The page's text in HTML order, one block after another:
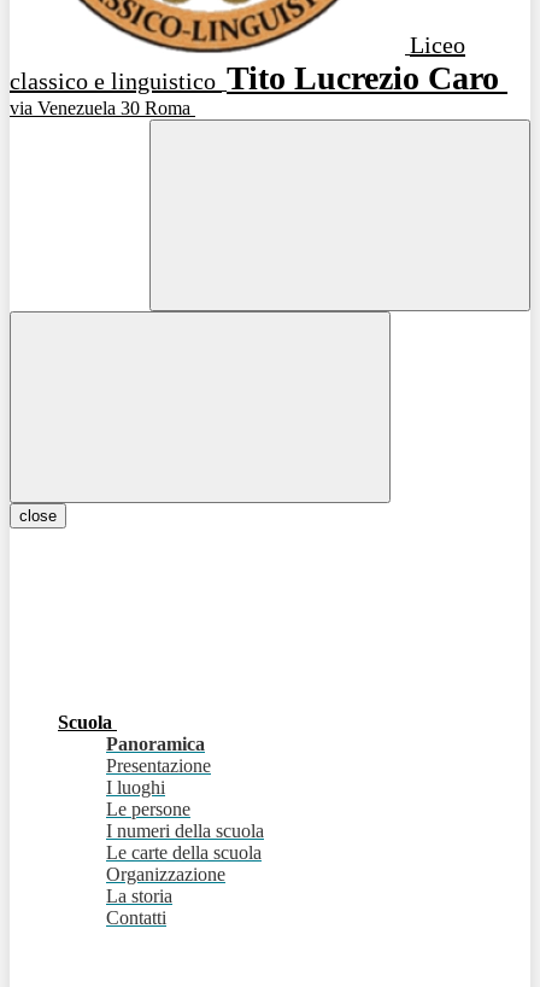
Liceo
classico e linguistico Tito Lucrezio Caro
via Venezuela 30 Roma
close
Scuola
Panoramica
Presentazione
I luoghi
Le persone
I numeri della scuola
Le carte della scuola
Organizzazione
La storia
Contatti